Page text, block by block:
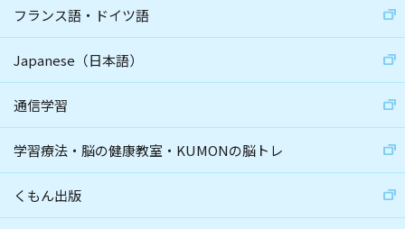
フランス語・ドイツ語
Japanese（日本語）
通信学習
学習療法・脳の健康教室・KUMONの脳トレ
くもん出版